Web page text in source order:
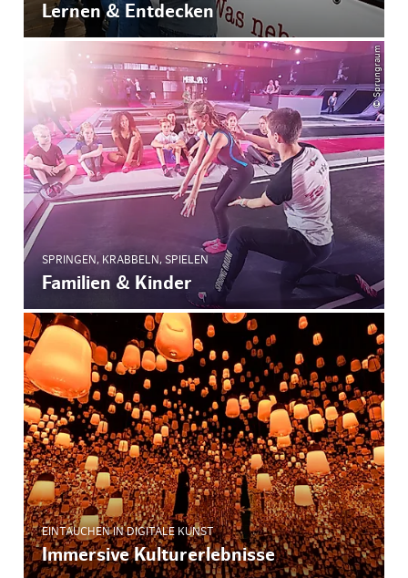
Lernen & Entdecken
© Sprungraum
SPRINGEN, KRABBELN, SPIELEN
Familien & Kinder
EINTAUCHEN IN DIGITALE KUNST
Immersive Kulturerlebnisse